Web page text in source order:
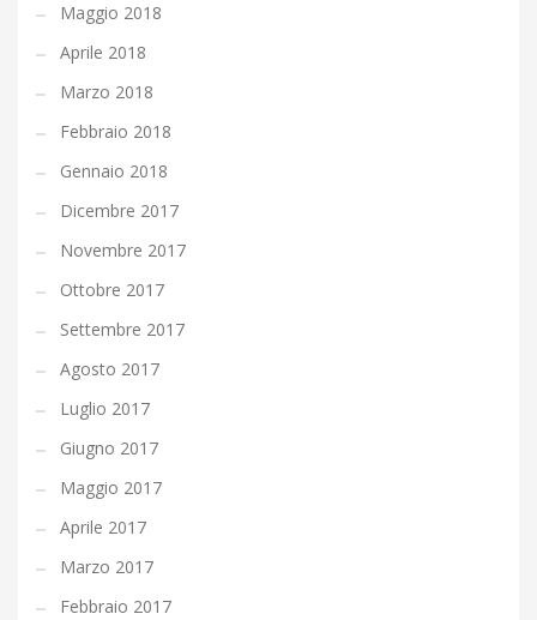
Maggio 2018
Aprile 2018
Marzo 2018
Febbraio 2018
Gennaio 2018
Dicembre 2017
Novembre 2017
Ottobre 2017
Settembre 2017
Agosto 2017
Luglio 2017
Giugno 2017
Maggio 2017
Aprile 2017
Marzo 2017
Febbraio 2017